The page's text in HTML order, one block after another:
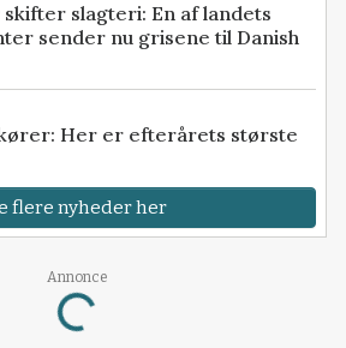
skifter slagteri: En af landets
sender nu grisene til Danish
Her er efterårets største
flere nyheder her
Annonce
Loading...